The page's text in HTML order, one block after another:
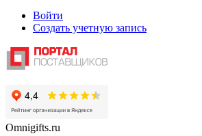
Войти
Создать учетную запись
Omnigifts.ru